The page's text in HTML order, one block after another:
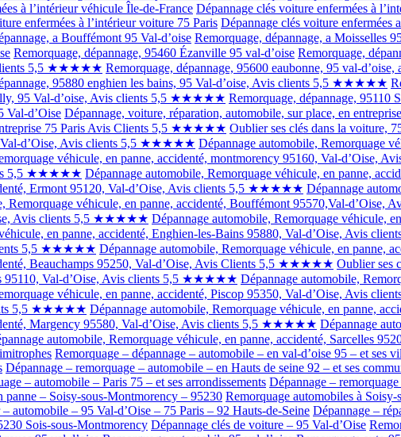
à l’intérieur véhicule Île-de-France Dépannage clés voiture enfermées à
enfermées à l’intérieur voiture 75 Paris Dépannage clés voiture enfermées
a Bouffémont 95 Val-d’oise Remorquage, dépannage, a Moisselles
Remorquage, dépannage, 95460 Ézanville 95 val-d’oise Remorquage,
clients 5,5 ★★★★★ Remorquage, dépannage, 95600 eaubonne, 95 val-
95880 enghien les bains, 95 Val-d’oise, Avis clients 5,5 ★★★★★
95 Val-d’oise, Avis clients 5,5 ★★★★★ Remorquage, dépannage,
Val-d’Oise Dépannage, voiture, réparation, automobile, sur place, en
75 Paris Avis Clients 5,5 ★★★★★ Oublier ses clés dans la voiture,
Val-d’Oise, Avis clients 5,5 ★★★★★ Dépannage automobile, Remorquage
véhicule, en panne, accidenté, montmorency 95160, Val-
5,5 ★★★★★ Dépannage automobile, Remorquage véhicule, en panne,
Ermont 95120, Val-d’Oise, Avis clients 5,5 ★★★★★ Dépannage
Remorquage véhicule, en panne, accidenté, Bouffémont 95570,Val-
Avis clients 5,5 ★★★★★ Dépannage automobile, Remorquage
en panne, accidenté, Enghien-les-Bains 95880, Val-d’Oise, Avis
5,5 ★★★★★ Dépannage automobile, Remorquage véhicule, en
Beauchamps 95250, Val-d’Oise, Avis Clients 5,5 ★★★★★ Oublier ses
95110, Val-d’Oise, Avis clients 5,5 ★★★★★ Dépannage automobile,
véhicule, en panne, accidenté, Piscop 95350, Val-d’Oise, Avis
5,5 ★★★★★ Dépannage automobile, Remorquage véhicule, en panne,
Margency 95580, Val-d’Oise, Avis clients 5,5 ★★★★★ Dépannage
automobile, Remorquage véhicule, en panne, accidenté, Sarcelles
Remorquage – dépannage – automobile – en val-d’oise 95 – et ses
Dépannage – remorquage – automobile – en Hauts de seine 92 – et ses
– automobile – Paris 75 – et ses arrondissements Dépannage –
panne – Soisy-sous-Montmorency – 95230 Remorquage automobiles à
automobile – 95 Val-d’Oise – 75 Paris – 92 Hauts-de-Seine Dépannage –
Sois-sous-Montmorency Dépannage clés de voiture – 95 Val-d’Oise